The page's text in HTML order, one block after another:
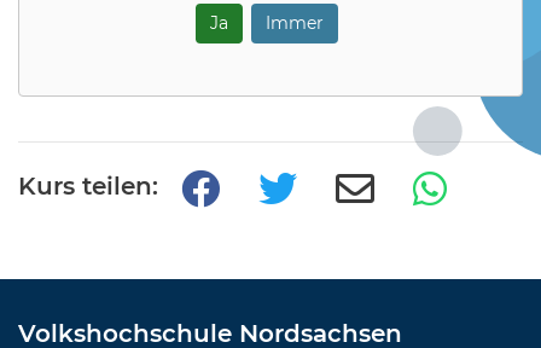
Ja Immer
Kurs teilen:
Volkshochschule Nordsachsen